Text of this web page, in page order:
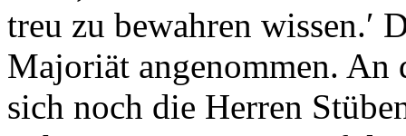
treu zu bewahren wissen.′
Majoriät angenommen. An
sich noch die Herren